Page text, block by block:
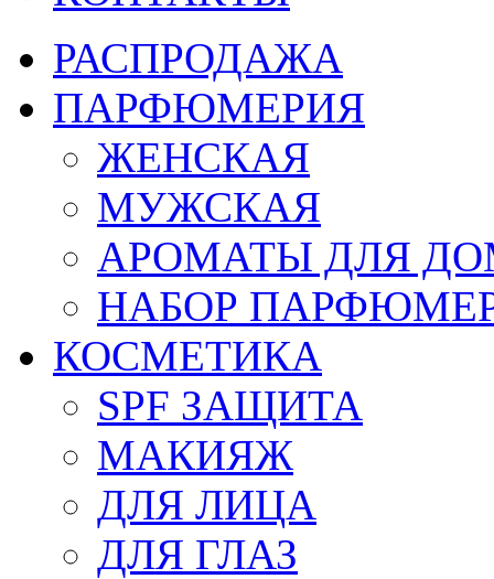
РАСПРОДАЖА
ПАРФЮМЕРИЯ
ЖЕНСКАЯ
МУЖСКАЯ
АРОМАТЫ ДЛЯ
НАБОР
КОСМЕТИКА
SPF ЗАЩИТА
МАКИЯЖ
ДЛЯ ЛИЦА
ДЛЯ ГЛАЗ